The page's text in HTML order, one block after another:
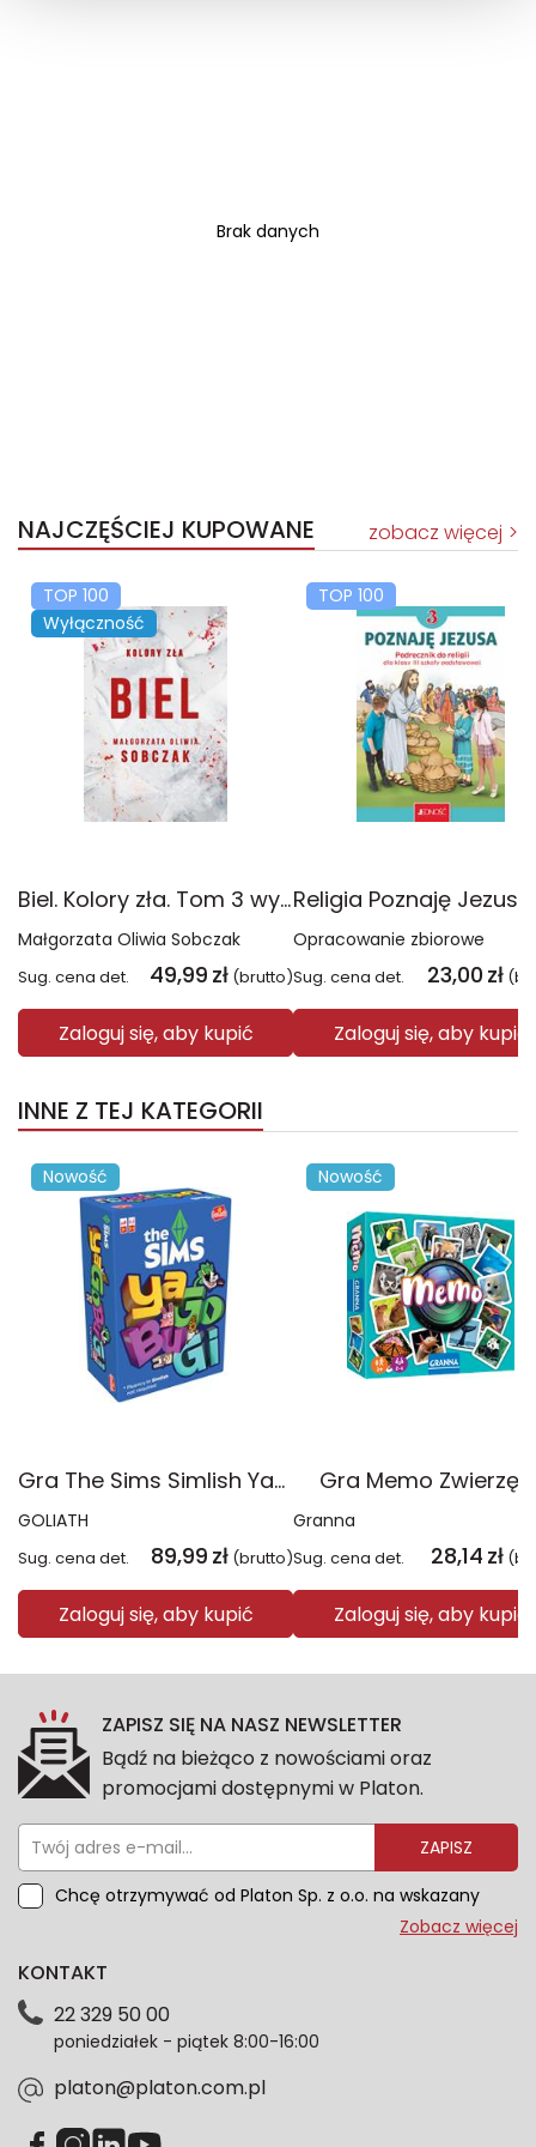
Brak danych
NAJCZĘŚCIEJ KUPOWANE zobacz więcej
TOP 100
Wyłączność
Biel. Kolory zła. Tom 3 wyd. 2025
Małgorzata Oliwia Sobczak
Sug. cena det. 49,99 zł (brutto)
Zaloguj się, aby kupić
TOP 100
Opracowanie zbiorowe
Sug. cena det. 23,00 zł
Zaloguj się, aby kupić
INNE Z TEJ KATEGORII
Nowość
Gra The Sims Simlish YaGoBuGi
GOLIATH
Sug. cena det. 89,99 zł (brutto)
Zaloguj się, aby kupić
Nowość
Gra Memo
Granna
Sug. cena det. 28,14 zł
Zaloguj się, aby kupić
ZAPISZ SIĘ NA NASZ NEWSLETTER
Bądź na bieżąco z nowościami oraz
promocjami dostępnymi w Platon.
ZAPISZ
Chcę otrzymywać od Platon Sp. z o.o. na wskazany
przeze mnie adres e-mail informacje marketingowe
dotyczące danych osobowych znajdziesz w naszej
każdym czasie. Wycofanie zgody nie wpłynie na
zgodność z prawem przetwarzania dokonanego przed
Zobacz więcej
KONTAKT
22 329 50 00
poniedziałek - piątek 8:00-16:00
platon@platon.com.pl